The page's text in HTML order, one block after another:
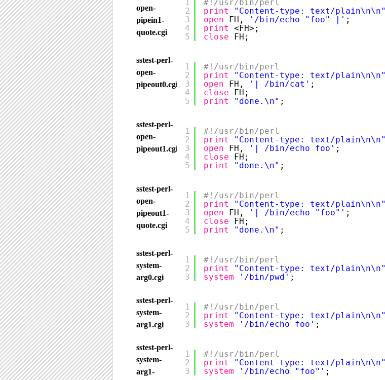
open-
pipein1-
quote.cgi
1
2
3
4
5
#!/usr/bin/perl
print
"Content-type: text/plain\n\n"
open
FH, '/bin/echo "foo" |' ;
print
<FH>;
close
FH;
sstest-perl-
open-
pipeout0.cgi
1
2
3
4
5
#!/usr/bin/perl
print
"Content-type: text/plain\n\n"
open
FH, '| /bin/cat' ;
close
FH;
print
"done.\n" ;
sstest-perl-
open-
pipeout1.cgi
1
2
3
4
5
#!/usr/bin/perl
print
"Content-type: text/plain\n\n"
open
FH, '| /bin/echo foo' ;
close
FH;
print
"done.\n" ;
sstest-perl-
open-
pipeout1-
quote.cgi
1
2
3
4
5
#!/usr/bin/perl
print
"Content-type: text/plain\n\n"
open
FH, '| /bin/echo "foo"' ;
close
FH;
print
"done.\n" ;
sstest-perl-
system-
arg0.cgi
1
2
3
#!/usr/bin/perl
print
"Content-type: text/plain\n\n"
system
'/bin/pwd' ;
sstest-perl-
system-
arg1.cgi
1
2
3
#!/usr/bin/perl
print
"Content-type: text/plain\n\n"
system
'/bin/echo foo' ;
sstest-perl-
system-
arg1-
1
2
3
#!/usr/bin/perl
print
"Content-type: text/plain\n\n"
system
'/bin/echo "foo"' ;